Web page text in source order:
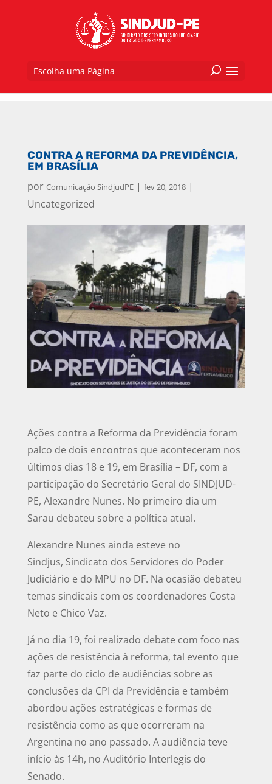
Escolha uma Página
CONTRA A REFORMA DA PREVIDÊNCIA,
EM BRASÍLIA
por Comunicação SindjudPE| fev 20, 2018|
Uncategorized
Ações contra a Reforma da Previdência foram
palco de dois encontros que aconteceram nos
últimos dias 18 e 19, em Brasília – DF, com a
participação do Secretário Geral do SINDJUD-
PE, Alexandre Nunes. No primeiro dia um
Sarau debateu sobre a política atual.
Alexandre Nunes ainda esteve no
Sindjus, Sindicato dos Servidores do Poder
Judiciário e do MPU no DF. Na ocasião debateu
temas sindicais com os coordenadores Costa
Neto e Chico Vaz.
Já no dia 19, foi realizado debate com foco nas
ações de resistência à reforma, tal evento que
faz parte do ciclo de audiências sobre as
conclusões da CPI da Previdência e também
abordou ações estratégicas e formas de
resistência como as que ocorreram na
Argentina no ano passado. A audiência teve
início às 14h, no Auditório Interlegis do
Senado.